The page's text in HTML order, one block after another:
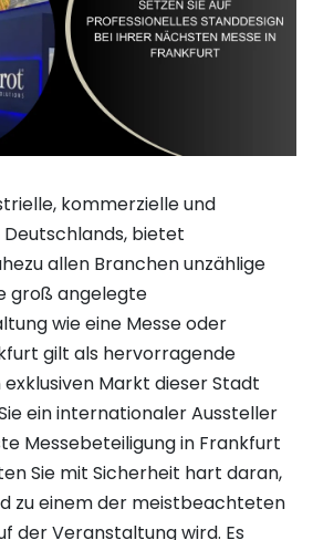
kommerzielle und
bietet
allen Branchen unzählige
groß angelegte
wie eine Messe oder
gilt als hervorragende
Markt dieser Stadt
ein internationaler Aussteller
Messebeteiligung in Frankfurt
Sie mit Sicherheit hart daran,
zu einem der meistbeachteten
der Veranstaltung wird. Es